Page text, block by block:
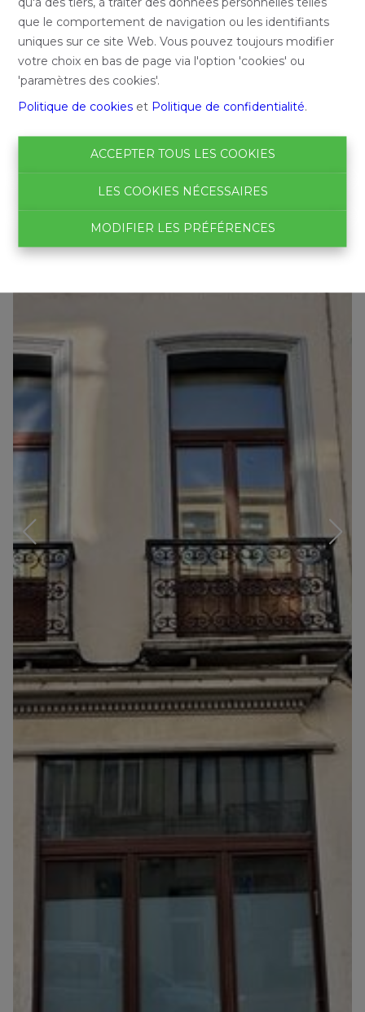
que le comportement de navigation ou les identifiants
uniques sur ce site Web. Vous pouvez toujours modifier
votre choix en bas de page via l'option 'cookies' ou
'paramètres des cookies'.
Politique de cookies et Politique de confidentialité.
ACCEPTER TOUS LES COOKIES
LES COOKIES NÉCESSAIRES
MODIFIER LES PRÉFÉRENCES